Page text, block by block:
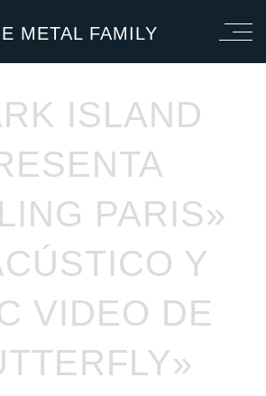
ISLAND
PARIS»
Y
VIDEO DE